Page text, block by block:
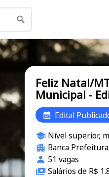
Feliz Natal/
Municipal -
Edital
Nível superior,
Banca
51 vagas
Salários de R$